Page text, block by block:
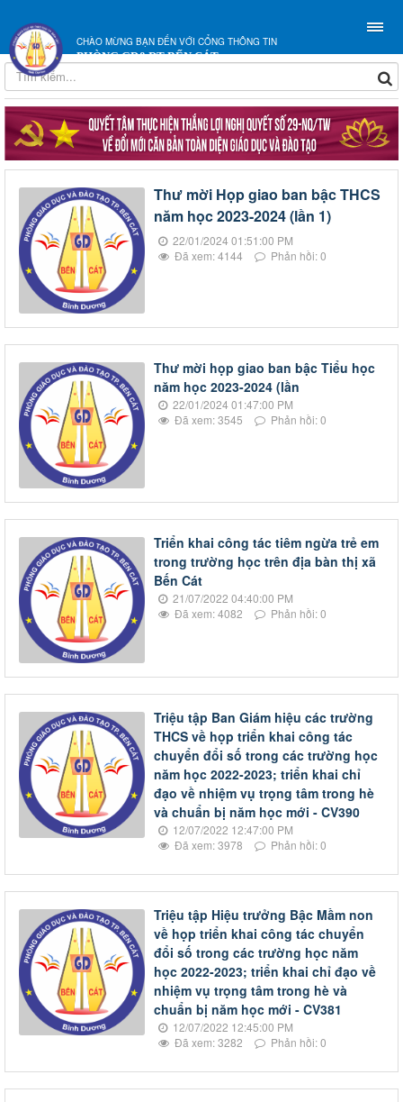
CHÀO MỪNG BẠN ĐẾN VỚI CỔNG THÔNG TIN
PHÒNG GD&ĐT BẾN CÁT
Thư mời Họp giao ban bậc THCS
năm học 2023-2024 (lần 1)
22/01/2024 01:51:00 PM
Đã xem: 4144
Phản hồi: 0
Thư mời họp giao ban bậc Tiểu học
năm học 2023-2024 (lần
22/01/2024 01:47:00 PM
Đã xem: 3545
Phản hồi: 0
Triển khai công tác tiêm ngừa trẻ em
trong trường học trên địa bàn thị xã
Bến Cát
21/07/2022 04:40:00 PM
Đã xem: 4082
Phản hồi: 0
Triệu tập Ban Giám hiệu các trường
THCS về họp triển khai công tác
chuyển đổi số trong các trường học
năm học 2022-2023; triển khai chỉ
đạo về nhiệm vụ trọng tâm trong hè
và chuẩn bị năm học mới - CV390
12/07/2022 12:47:00 PM
Đã xem: 3978
Phản hồi: 0
Triệu tập Hiệu trưởng Bậc Mầm non
về họp triển khai công tác chuyển
đổi số trong các trường học năm
học 2022-2023; triển khai chỉ đạo về
nhiệm vụ trọng tâm trong hè và
chuẩn bị năm học mới - CV381
12/07/2022 12:45:00 PM
Đã xem: 3282
Phản hồi: 0